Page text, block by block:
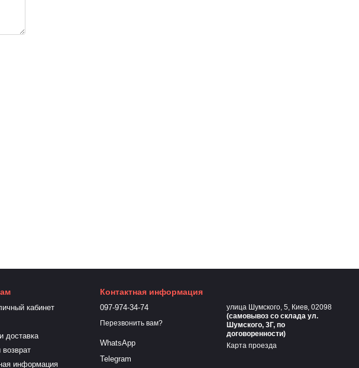
кабинет
доставка
информация
Контактная информация
097-974-34-74
Перезвонить вам?
WhatsApp
Telegram
улица Шумского, 5, Киев, 02098
(самовывоз cо склада ул.
Шумского, 3Г, по
договоренности)
Карта проезда